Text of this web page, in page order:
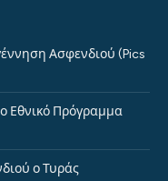
Ασφενδιού (Pics
Εθνικό Πρόγραμμα
ο Τυράς